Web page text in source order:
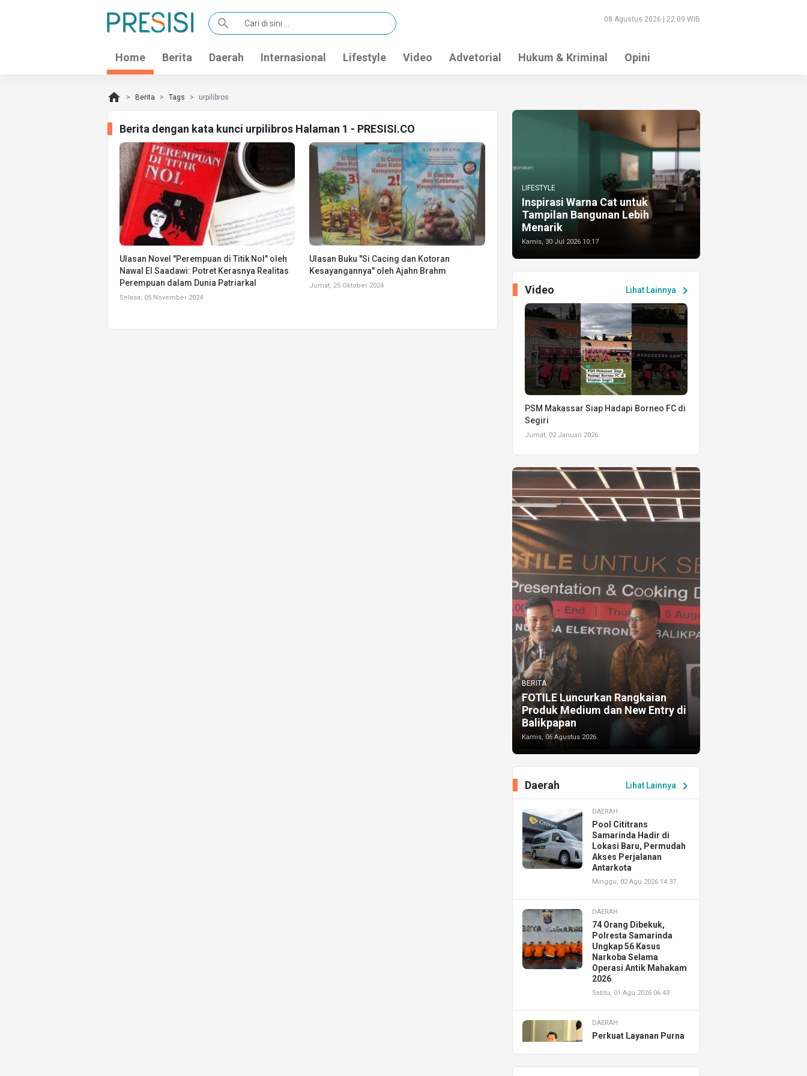
search 08 Agustus 2026 | 22:09 WIB
Home Berita Daerah Internasional Lifestyle Video Advetorial Hukum & Kriminal Opini
home Berita Tags urpilibros
Berita dengan kata kunci urpilibros Halaman 1 - PRESISI.CO
Ulasan Novel "Perempuan di Titik Nol" oleh
Nawal El Saadawi: Potret Kerasnya Realitas
Perempuan dalam Dunia Patriarkal
Selasa, 05 November 2024
Ulasan Buku "Si Cacing dan Kotoran
Kesayangannya" oleh Ajahn Brahm
Jumat, 25 Oktober 2024
LIFESTYLE
Inspirasi Warna Cat untuk
Tampilan Bangunan Lebih
Menarik
Kamis, 30 Jul 2026 10:17
Lihat Lainnya chevron_right
Video
PSM Makassar Siap Hadapi Borneo FC di
Segiri
Jumat, 02 Januari 2026
BERITA
FOTILE Luncurkan Rangkaian
Produk Medium dan New Entry di
Balikpapan
Kamis, 06 Agustus 2026
Lihat Lainnya chevron_right
Daerah
DAERAH
Pool Cititrans
Samarinda Hadir di
Lokasi Baru, Permudah
Akses Perjalanan
Antarkota
Minggu, 02 Agu 2026 14:37
DAERAH
74 Orang Dibekuk,
Polresta Samarinda
Ungkap 56 Kasus
Narkoba Selama
Operasi Antik Mahakam
2026
Sabtu, 01 Agu 2026 06:43
DAERAH
Perkuat Layanan Purna
Resmikan AHASS